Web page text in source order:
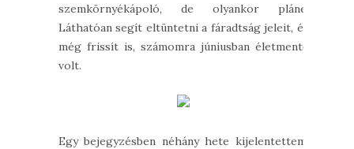
szemkörnyékápoló, de olyankor pláne.
Láthatóan segít eltüntetni a fáradtság jeleit, és
még frissít is, számomra júniusban életmentő
volt.
Egy bejegyzésben néhány hete kijelentettem,